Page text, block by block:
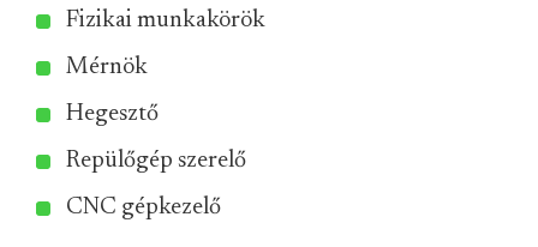
Fizikai munkakörök
Mérnök
Hegesztő
Repülőgép szerelő
CNC gépkezelő